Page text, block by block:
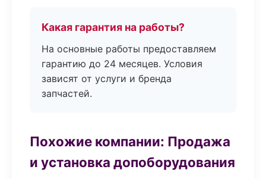
Какая гарантия на работы?
На основные работы предоставляем
гарантию до 24 месяцев. Условия
зависят от услуги и бренда
запчастей.
Похожие компании: Продажа
и установка допоборудования